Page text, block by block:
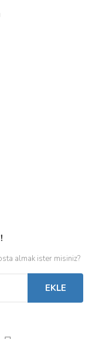
almak ister misiniz?
EKLE